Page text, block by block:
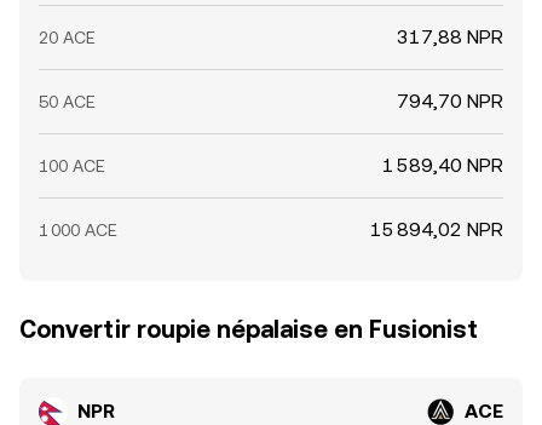
20 ACE 317,88 NPR
50 ACE 794,70 NPR
100 ACE 1 589,40 NPR
1 000 ACE 15 894,02 NPR
Convertir roupie népalaise en Fusionist
NPR ACE